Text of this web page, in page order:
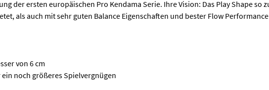
der ersten europäischen Pro Kendama Serie. Ihre Vision: Das Play Shape
als auch mit sehr guten Balance Eigenschaften und bester Flow
von 6 cm
noch größeres Spielvergnügen